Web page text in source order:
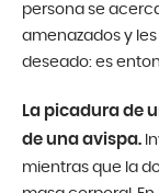
persona se
amenazados y
deseado: es
La picadura de
de una avispa.
mientras que la